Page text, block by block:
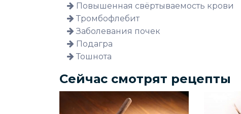
Повышенная свёртываемость крови
Тромбофлебит
Заболевания почек
Подагра
Тошнота
Сейчас смотрят рецепты